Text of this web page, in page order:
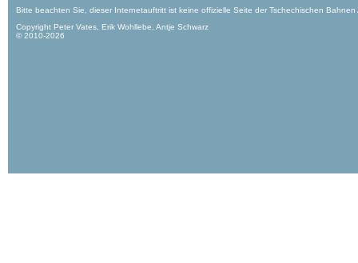
Bitte beachten Sie, dieser Internetauftritt ist keine offizielle Seite der Tschechischen
Copyright Peter Vates, Erik Wohllebe, Antje Schwarz
© 2010-2026